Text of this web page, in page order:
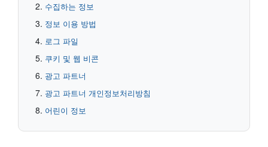
수집하는 정보
정보 이용 방법
로그 파일
쿠키 및 웹 비콘
광고 파트너
광고 파트너 개인정보처리방침
어린이 정보